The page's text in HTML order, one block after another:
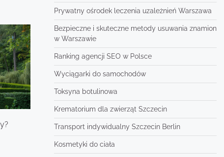
Prywatny ośrodek leczenia uzależnień Warszawa
Bezpieczne i skuteczne metody usuwania znamion
w Warszawie
Ranking agencji SEO w Polsce
Wyciągarki do samochodów
Toksyna botulinowa
Krematorium dla zwierząt Szczecin
Transport indywidualny Szczecin Berlin
Kosmetyki do ciała